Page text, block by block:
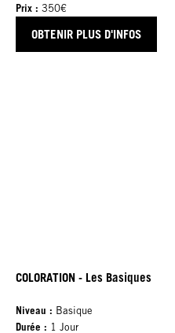
Prix : 350€
OBTENIR PLUS D'INFOS
COLORATION - Les Basiques
Niveau : Basique
Durée : 1 Jour